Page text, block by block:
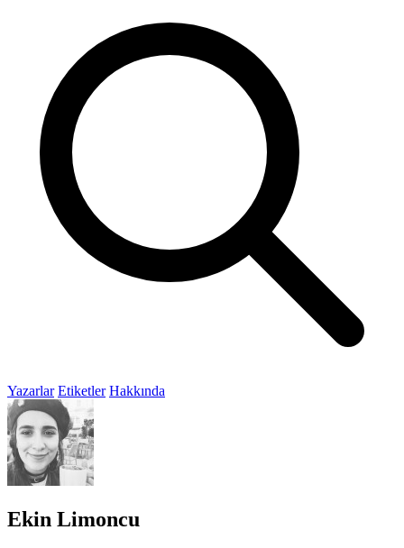
Yazarlar Etiketler Hakkında
Ekin Limoncu